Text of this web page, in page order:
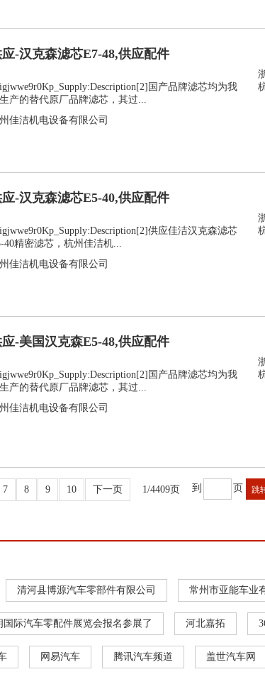
-汉克森滤芯E7-48,供应配件
国产品牌滤芯均为我
产的替代原厂品牌滤芯，其过...
佳洁机电设备有限公司
-汉克森滤芯E5-40,供应配件
供应佳洁汉克森滤芯
40精密滤芯，杭州佳洁机...
佳洁机电设备有限公司
-美国汉克森E5-48,供应配件
国产品牌滤芯均为我
产的替代原厂品牌滤芯，其过...
佳洁机电设备有限公司
7 8 9 10 下一页 1/4409页 到 页
清河县博源汽车零部件有限公司 常州市亚能车业
国际汽车零配件展览会报名参展了 河北嘉拓
网易汽车 腾讯汽车频道 盖世汽车网